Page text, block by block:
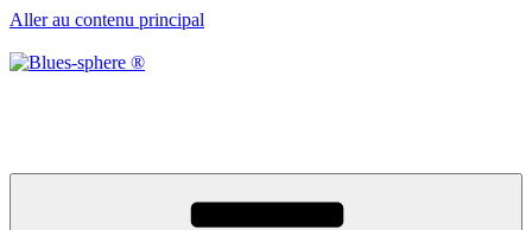
Aller au contenu principal